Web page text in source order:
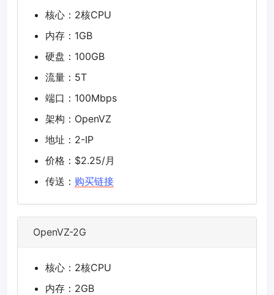
核心：2核CPU
内存：1GB
硬盘：100GB
流量：5T
端口：100Mbps
架构：OpenVZ
地址：2-IP
价格：$2.25/月
传送： 购买链接
OpenVZ-2G
核心：2核CPU
内存：2GB